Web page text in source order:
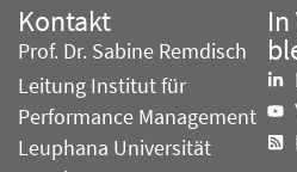
Kontakt
Prof. Dr. Sabine Remdisch
Leitung Institut für
Performance Management
Leuphana Universität